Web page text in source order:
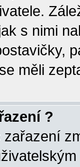
s nimi
měli
?